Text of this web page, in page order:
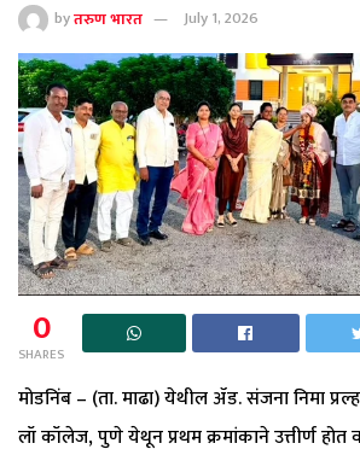
byतरुण भारत July 1, 2026
0
SHARES
मोडनिंब – (ता. माढा) येथील ॲड. संजना निमा
लॉ कॉलेज, पुणे येथून प्रथम क्रमांकाने उत्तीर्ण